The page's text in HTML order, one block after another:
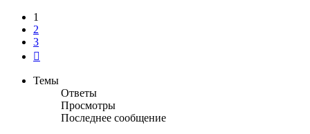
1
2
3
Темы
Ответы
Просмотры
Последнее сообщение